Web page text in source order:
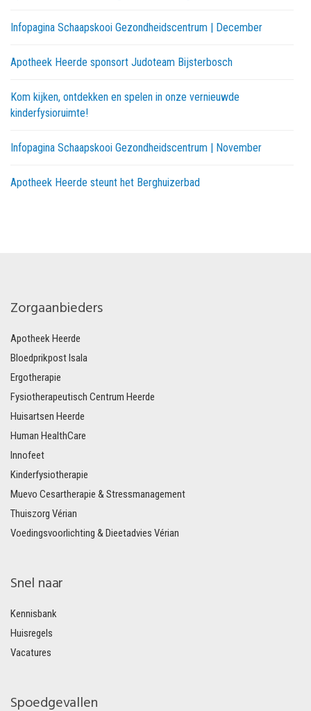
Infopagina Schaapskooi Gezondheidscentrum | December
Apotheek Heerde sponsort Judoteam Bijsterbosch
Kom kijken, ontdekken en spelen in onze vernieuwde
kinderfysioruimte!
Infopagina Schaapskooi Gezondheidscentrum | November
Apotheek Heerde steunt het Berghuizerbad
Zorgaanbieders
Apotheek Heerde
Bloedprikpost Isala
Ergotherapie
Fysiotherapeutisch Centrum Heerde
Huisartsen Heerde
Human HealthCare
Innofeet
Kinderfysiotherapie
Muevo Cesartherapie & Stressmanagement
Thuiszorg Vérian
Voedingsvoorlichting & Dieetadvies Vérian
Snel naar
Kennisbank
Huisregels
Vacatures
Spoedgevallen